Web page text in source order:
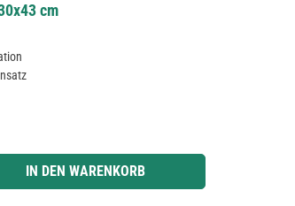
cm
ein oder benutze die Schaltflächen um die Anzahl zu
IN DEN WARENKORB